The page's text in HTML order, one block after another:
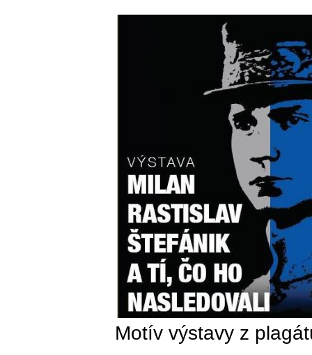
Motív výstavy z